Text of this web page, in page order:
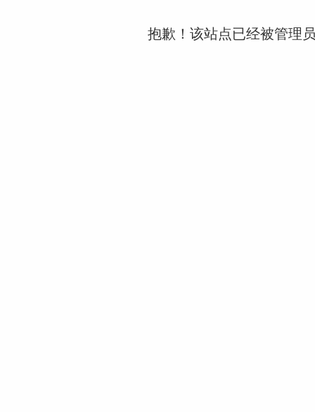
抱歉！该站点已经被管理